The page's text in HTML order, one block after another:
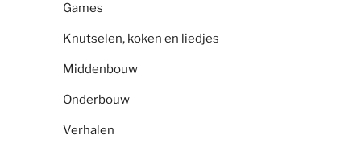
Games
Knutselen, koken en liedjes
Middenbouw
Onderbouw
Verhalen